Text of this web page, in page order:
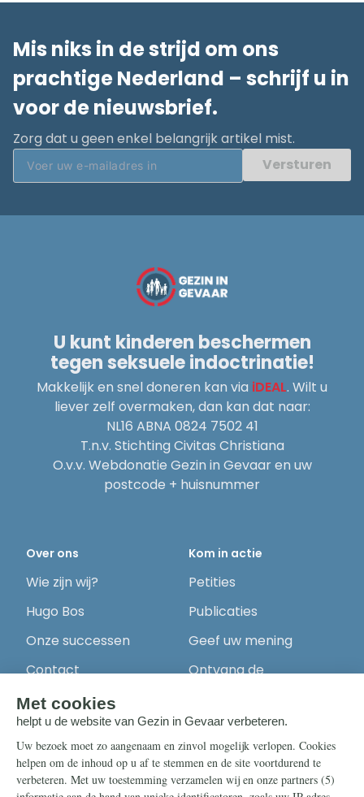
Mis niks in de strijd om ons
prachtige Nederland – schrijf u in
voor de nieuwsbrief.
Zorg dat u geen enkel belangrijk artikel mist.
Versturen
U kunt kinderen beschermen
tegen seksuele indoctrinatie!
Makkelijk en snel doneren kan via iDEAL. Wilt u
liever zelf overmaken, dan kan dat naar:
NL16 ABNA 0824 7502 41
T.n.v. Stichting Civitas Christiana
O.v.v. Webdonatie Gezin in Gevaar en uw
postcode + huisnummer
Over ons
Wie zijn wij?
Hugo Bos
Onze successen
Contact
Kom in actie
Petities
Publicaties
Geef uw mening
Ontvang de
Steun ons
Nieuwsbrief
Info
Contact